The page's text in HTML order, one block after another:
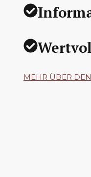
MEHR ÜBER